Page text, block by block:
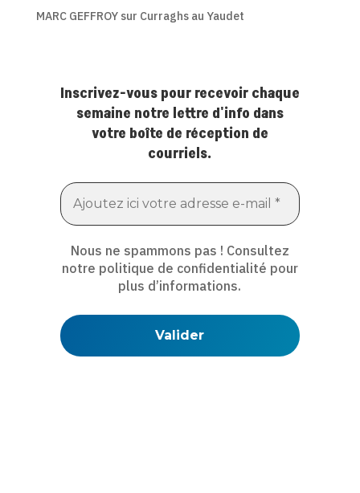
MARC GEFFROYsur Curraghs au Yaudet
Inscrivez-vous pour recevoir chaque
semaine notre lettre d'info dans
votre boîte de réception de
courriels.
Nous ne spammons pas ! Consultez
notre politique de confidentialité pour
plus d’informations.